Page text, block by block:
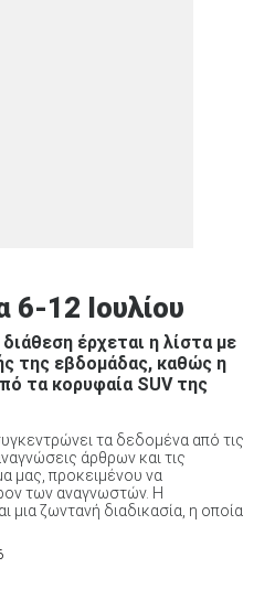
6-12 Ιουλίου
έρχεται η λίστα με
της εβδομάδας, καθώς η
τα κορυφαία SUV της
τα δεδομένα από τις
άρθρων και τις
μας, προκειμένου να
των αναγνωστών. Η
μια ζωντανή διαδικασία, η οποία